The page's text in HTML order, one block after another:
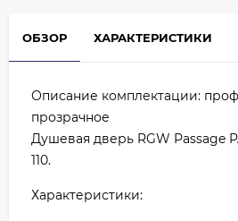
ОБЗОР ХАРАКТЕРИСТИКИ
Описание комплектации:
прозрачное
Душевая дверь RGW Passage
110.
Характеристики: